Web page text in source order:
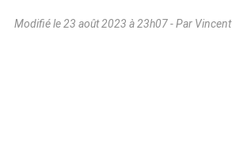
Modifié le23 août 2023 à 23h07- Par Vincent